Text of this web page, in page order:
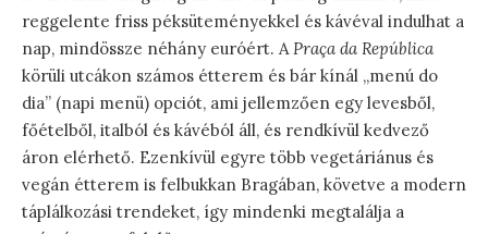
reggelente friss péksüteményekkel és kávéval indulhat a
nap, mindössze néhány euróért. APraça da República
körüli utcákon számos étterem és bár kínál „menú do
dia” (napi menü) opciót, ami jellemzően egy levesből,
főételből, italból és kávéból áll, és rendkívül kedvező
áron elérhető. Ezenkívül egyre több vegetáriánus és
vegán étterem is felbukkan Bragában, követve a modern
táplálkozási trendeket, így mindenki megtalálja a